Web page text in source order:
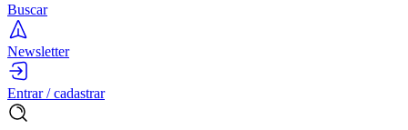
Buscar
Newsletter
Entrar / cadastrar